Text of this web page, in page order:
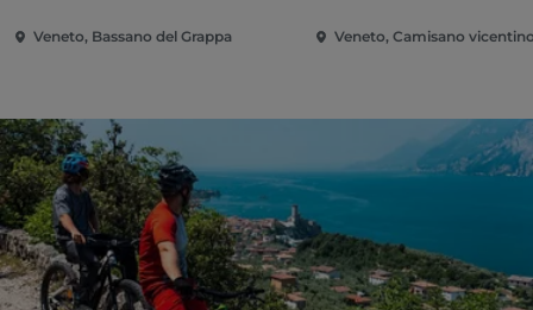
Veneto, Bassano del Grappa Veneto, Camisano